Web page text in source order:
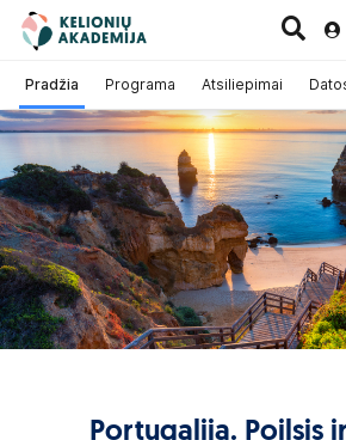
Paskutinė
minutė
Pažintinės
kelionės
Portugalija. Poilsis
Pradžia Programa Atsiliepimai